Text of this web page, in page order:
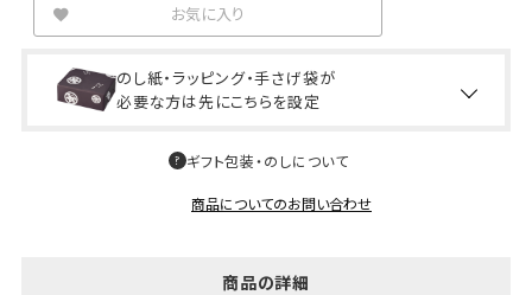
お気に入り
のし紙・ラッピング・手さげ袋が
必要な方は先にこちらを設定
ギフト包装・のしについて
商品についてのお問い合わせ
商品の詳細